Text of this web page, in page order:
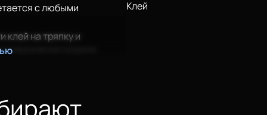
с любыми
на тряпку и
модели
Клей